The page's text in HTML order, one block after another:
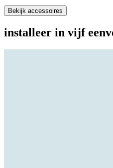
Bekijk accessoires
installeer in vijf